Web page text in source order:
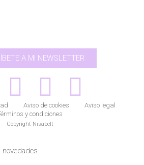
A MI NEWSLETTER
Aviso de cookies
Aviso legal
y condiciones
Copyright Nisabelt
novedades